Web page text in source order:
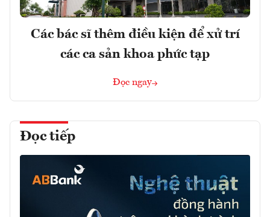
Các bác sĩ thêm điều kiện để xử trí
các ca sản khoa phức tạp
Đọc ngay
Đọc tiếp